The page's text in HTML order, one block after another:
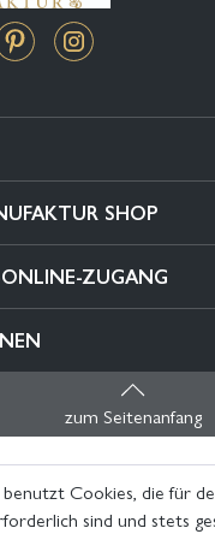
SHOP
ZUGANG
zum Seitenanfang
Cookies, die für
sind und stets